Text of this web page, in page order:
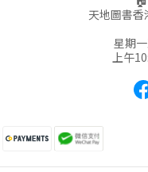
天地圖書香
星期
上午